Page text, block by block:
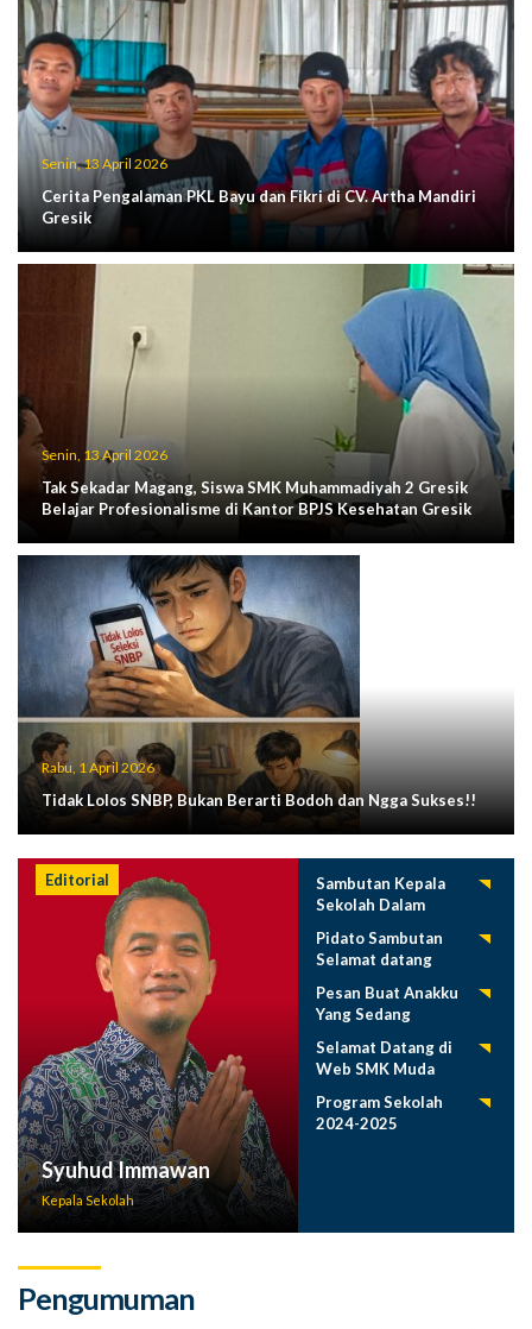
Senin, 13 April 2026
Cerita Pengalaman PKL Bayu dan Fikri di CV. Artha Mandiri
Gresik
Senin, 13 April 2026
Tak Sekadar Magang, Siswa SMK Muhammadiyah 2 Gresik
Belajar Profesionalisme di Kantor BPJS Kesehatan Gresik
Rabu, 1 April 2026
Tidak Lolos SNBP, Bukan Berarti Bodoh dan Ngga Sukses!!
Editorial
Syuhud Immawan
Kepala Sekolah
Sambutan Kepala
Sekolah Dalam
Pelepasan Siswa
Tahun 2025
Pidato Sambutan
Selamat datang
Muda 2025-2026
Pesan Buat Anakku
Yang Sedang
Selamat Datang di
Web SMK Muda
Program Sekolah
2024-2025
Pengumuman